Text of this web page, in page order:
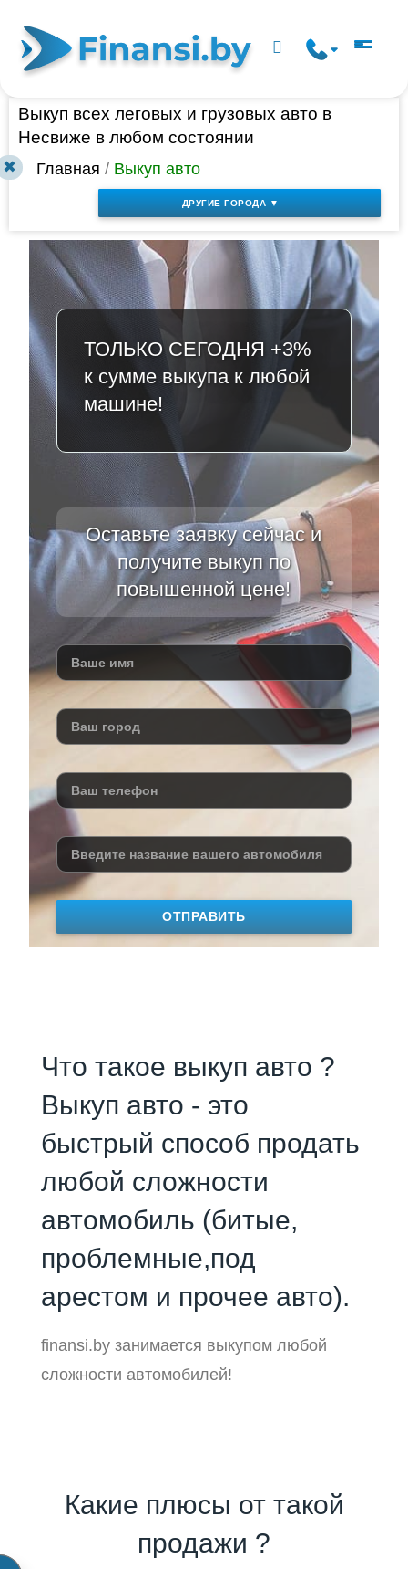
✖
Выкуп всех леговых и грузовых авто в
Несвиже в любом состоянии
Главная / Выкуп авто
ДРУГИЕ ГОРОДА ▼
ТОЛЬКО СЕГОДНЯ +3%
к сумме выкупа к любой
машине!
Оставьте заявку сейчас и
получите выкуп по
повышенной цене!
ОТПРАВИТЬ
Что такое выкуп авто ?
Выкуп авто - это
быстрый способ продать
любой сложности
автомобиль (битые,
проблемные,под
арестом и прочее авто).
finansi.by занимается выкупом любой
сложности автомобилей!
Какие плюсы от такой
продажи ?